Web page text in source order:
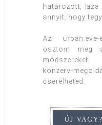
határozott, laza
annyit, hogy
Az
osztom meg
konzerv-
cserélheted.